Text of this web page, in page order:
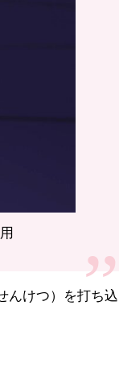
んけつ）を打ち込